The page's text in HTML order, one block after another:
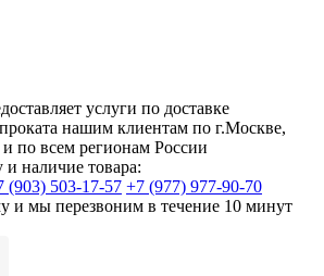
услуги по доставке
нашим клиентам по г.Москве,
по всем регионам России
наличие товара:
(903) 503-17-57 +7 (977) 977-90-70
и мы перезвоним в течение 10 минут